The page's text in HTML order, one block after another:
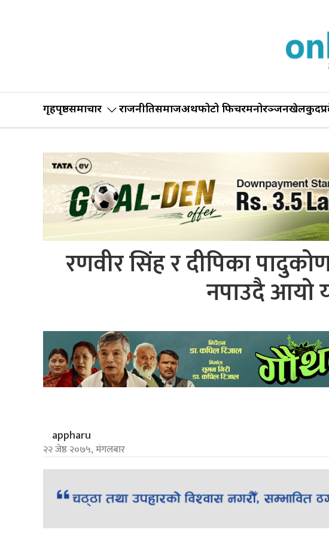
गृहपृष्ठसमाचार राजनीतिसमाजअर्थफोटो फिचरमनोरञ्जनखेलकुद
रणवीर सिंह र दीपिका
नपाउदै आयो
appharu
२२ जेष्ठ २०७५, मंगलबार